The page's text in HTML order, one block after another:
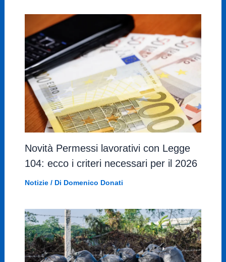
Novità Permessi lavorativi con Legge
104: ecco i criteri necessari per il 2026
Notizie/ Di Domenico Donati